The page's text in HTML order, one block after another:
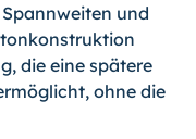
und
die eine spätere
ohne die